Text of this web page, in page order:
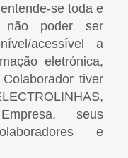
se toda e
não poder ser
acessível a
eletrónica,
tiver
seus
e